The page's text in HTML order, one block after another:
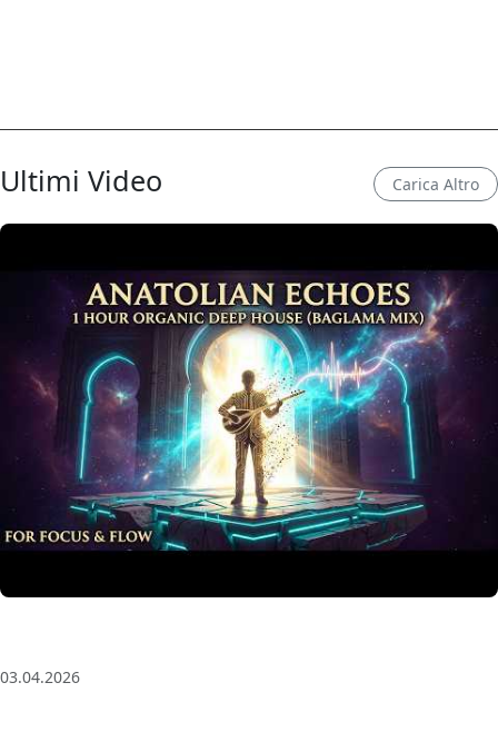
Ultimi Video Carica Altro
03.04.2026